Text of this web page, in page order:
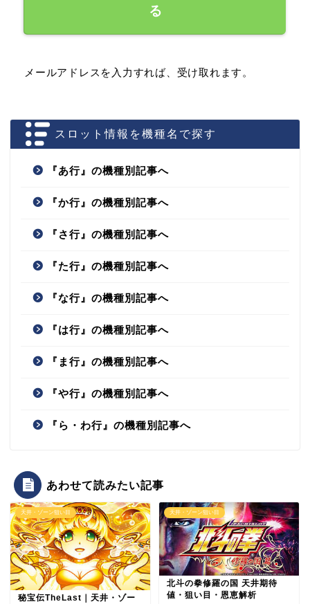
る
メールアドレスを入力すれば、受け取れます。
スロット情報を機種名で探す
『あ行』の機種別記事へ
『か行』の機種別記事へ
『さ行』の機種別記事へ
『た行』の機種別記事へ
『な行』の機種別記事へ
『は行』の機種別記事へ
『ま行』の機種別記事へ
『や行』の機種別記事へ
『ら・わ行』の機種別記事へ
あわせて読みたい記事
天井・ゾーン狙い目
秘宝伝TheLast｜天井・ゾー
天井・ゾーン狙い目
北斗の拳修羅の国 天井期待
値・狙い目・恩恵解析